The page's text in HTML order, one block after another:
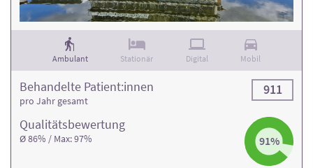
Ambulant Stationär Digital Mobil
Qualitäts­bewertung
Ø 86% / Max: 97% 91%
Behandelte Patient:innen
pro Jahr gesamt
911